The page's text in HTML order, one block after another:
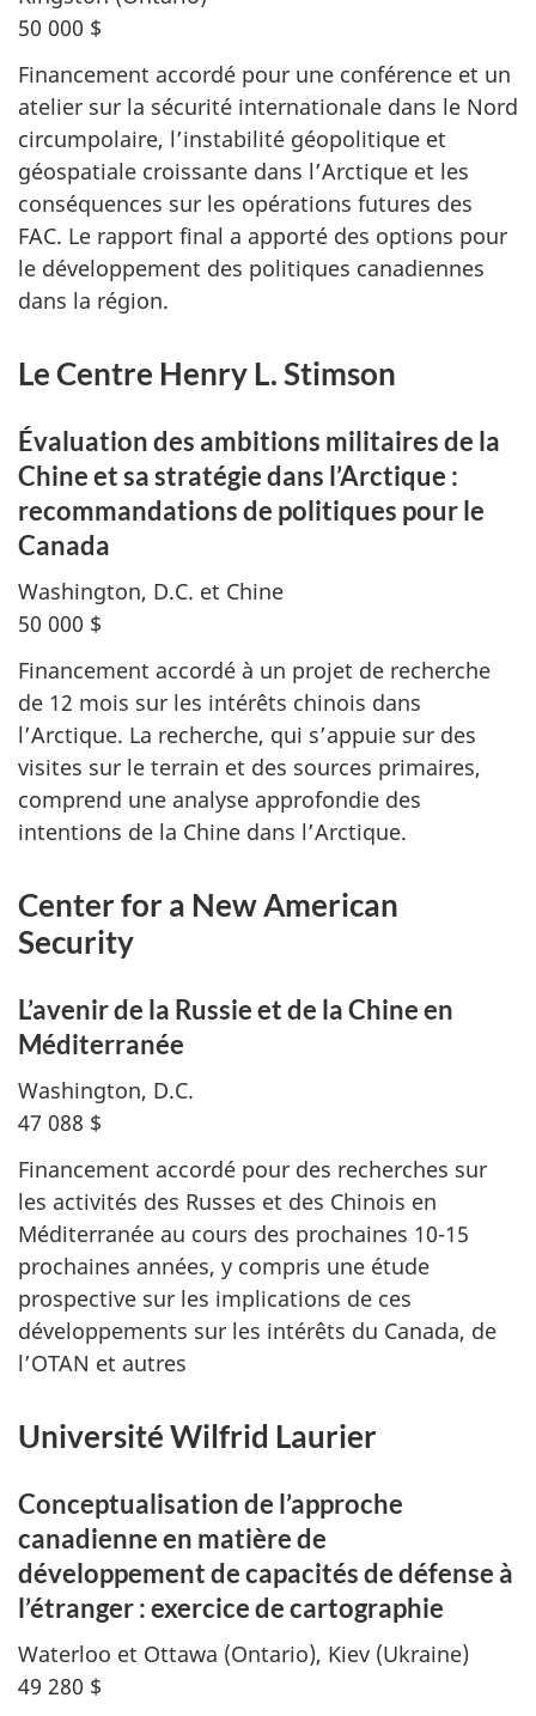
50 000 $
Financement accordé pour une conférence et un
atelier sur la sécurité internationale dans le Nord
circumpolaire, l’instabilité géopolitique et
géospatiale croissante dans l’Arctique et les
conséquences sur les opérations futures des
FAC. Le rapport final a apporté des options pour
le développement des politiques canadiennes
dans la région.
Le Centre Henry L. Stimson
Évaluation des ambitions militaires de la
Chine et sa stratégie dans l’Arctique :
recommandations de politiques pour le
Canada
Washington, D.C. et Chine
50 000 $
Financement accordé à un projet de recherche
de 12 mois sur les intérêts chinois dans
l’Arctique. La recherche, qui s’appuie sur des
visites sur le terrain et des sources primaires,
comprend une analyse approfondie des
intentions de la Chine dans l’Arctique.
Center for a New American
Security
L’avenir de la Russie et de la Chine en
Méditerranée
Washington, D.C.
47 088 $
Financement accordé pour des recherches sur
les activités des Russes et des Chinois en
Méditerranée au cours des prochaines 10-15
prochaines années, y compris une étude
prospective sur les implications de ces
développements sur les intérêts du Canada, de
l’OTAN et autres
Université Wilfrid Laurier
Conceptualisation de l’approche
canadienne en matière de
développement de capacités de défense à
l’étranger : exercice de cartographie
Waterloo et Ottawa (Ontario), Kiev (Ukraine)
49 280 $